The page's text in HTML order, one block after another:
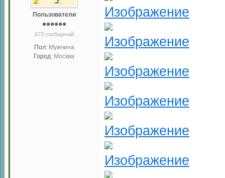
Пользователи
673 сообщений
Пол: Мужчина
Город: Москва